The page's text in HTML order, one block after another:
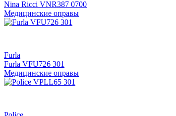
Nina Ricci VNR387 0700
Медицинские оправы
Furla
Furla VFU726 301
Медицинские оправы